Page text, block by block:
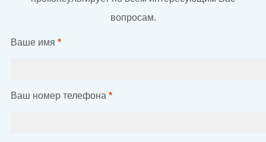
вопросам.
Ваше имя *
Ваш номер телефона *